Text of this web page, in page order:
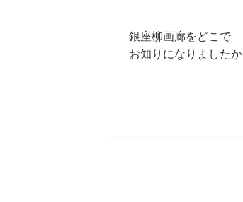
銀座柳画廊をどこで
お知りになりましたか